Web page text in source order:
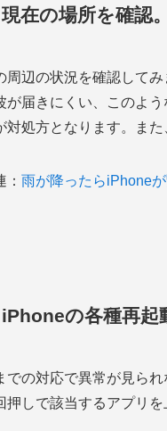
在の場所を確認。
周辺の状況を確認して
が届きにくい、このよ
対処方となります。ま
雨が降ったらiPhone
iPhoneの各種再起
での対応で異常が見ら
押しで該当するアプリ